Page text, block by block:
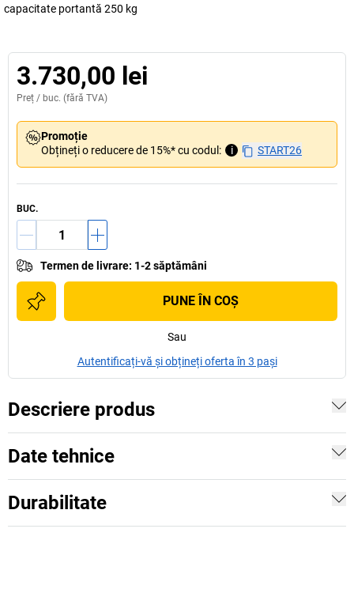
capacitate portantă 250 kg
3.730,00 lei
Preț / buc. (fără TVA)
Promoție
Obțineți o reducere de 15%* cu codul:
i START26
BUC.
Termen de livrare: 1-2 săptămâni
PUNE ÎN COŞ
Sau
Autentificați-vă și obțineți oferta în 3 pași
Descriere produs
Date tehnice
Durabilitate